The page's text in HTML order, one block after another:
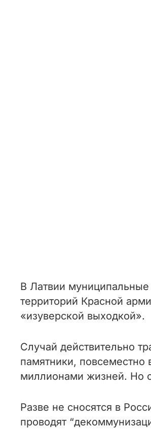
В Латвии
территорий Красной
«изуверской выходкой».
Случай действительно
памятники,
миллионами жизней. Но
Разве не сносятся в
проводят